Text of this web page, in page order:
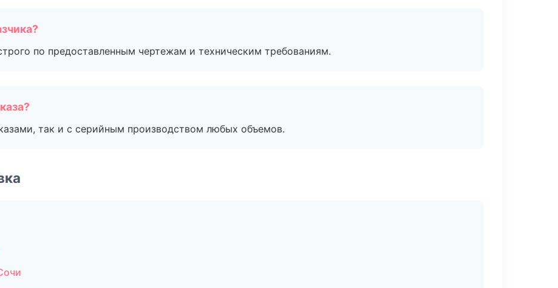
по предоставленным чертежам и техническим требованиям.
так и с серийным производством любых объемов.